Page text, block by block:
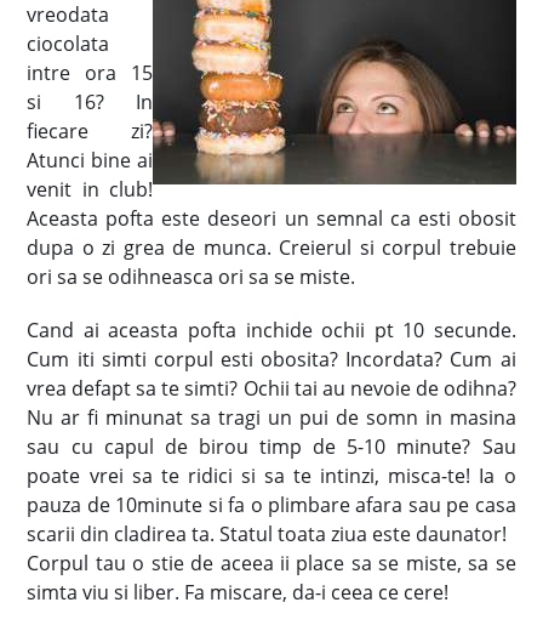
vreodata
ciocolata
intre ora 15
si 16? In
fiecare zi?
Atunci bine ai
venit in club!
Aceasta pofta este deseori un semnal ca esti obosit
dupa o zi grea de munca. Creierul si corpul trebuie
ori sa se odihneasca ori sa se miste.
Cand ai aceasta pofta inchide ochii pt 10 secunde.
Cum iti simti corpul esti obosita? Incordata? Cum ai
vrea defapt sa te simti? Ochii tai au nevoie de odihna?
Nu ar fi minunat sa tragi un pui de somn in masina
sau cu capul de birou timp de 5-10 minute? Sau
poate vrei sa te ridici si sa te intinzi, misca-te! Ia o
pauza de 10minute si fa o plimbare afara sau pe casa
scarii din cladirea ta. Statul toata ziua este daunator!
Corpul tau o stie de aceea ii place sa se miste, sa se
simta viu si liber. Fa miscare, da-i ceea ce cere!